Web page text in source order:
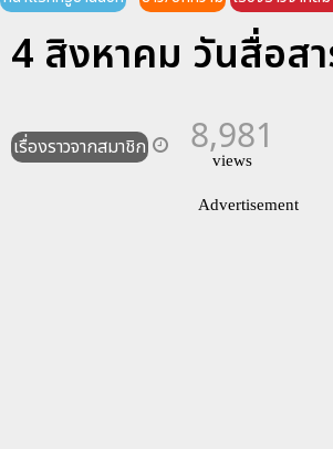
4 สิงหาคม วันสื่อส
เรื่องราวจากสมาชิก 8,981
views
Advertisement